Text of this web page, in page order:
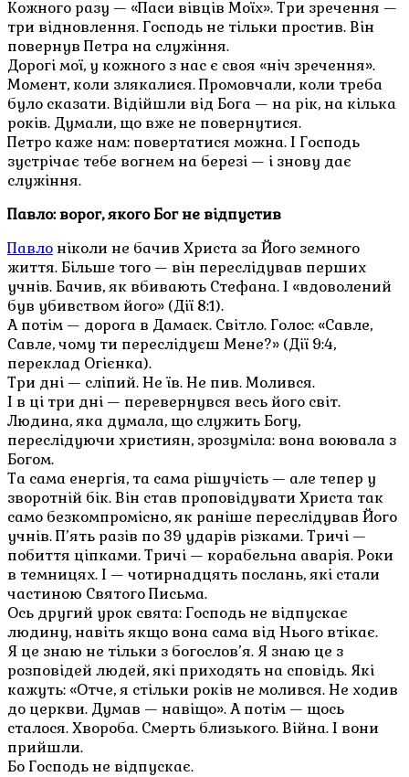
Кожного разу — «Паси вівців Моїх». Три зречення —
три відновлення. Господь не тільки простив. Він
повернув Петра на служіння.
Дорогі мої, у кожного з нас є своя «ніч зречення».
Момент, коли злякалися. Промовчали, коли треба
було сказати. Відійшли від Бога — на рік, на кілька
років. Думали, що вже не повернутися.
Петро каже нам: повертатися можна. І Господь
зустрічає тебе вогнем на березі — і знову дає
служіння.
Павло: ворог, якого Бог не відпустив
Павлоніколи не бачив Христа за Його земного
життя. Більше того — він переслідував перших
учнів. Бачив, як вбивають Стефана. І «вдоволений
був убивством його» (Дії 8:1).
А потім — дорога в Дамаск. Світло. Голос: «Савле,
Савле, чому ти переслідуєш Мене?» (Дії 9:4,
переклад Огієнка).
Три дні — сліпий. Не їв. Не пив. Молився.
І в ці три дні — перевернувся весь його світ.
Людина, яка думала, що служить Богу,
переслідуючи християн, зрозуміла: вона воювала з
Богом.
Та сама енергія, та сама рішучість — але тепер у
зворотній бік. Він став проповідувати Христа так
само безкомпромісно, як раніше переслідував Його
учнів. П’ять разів по 39 ударів різками. Тричі —
побиття ціпками. Тричі — корабельна аварія. Роки
в темницях. І — чотирнадцять послань, які стали
частиною Святого Письма.
Ось другий урок свята: Господь не відпускає
людину, навіть якщо вона сама від Нього втікає.
Я це знаю не тільки з богослов’я. Я знаю це з
розповідей людей, які приходять на сповідь. Які
кажуть: «Отче, я стільки років не молився. Не ходив
до церкви. Думав — навіщо». А потім — щось
сталося. Хвороба. Смерть близького. Війна. І вони
прийшли.
Бо Господь не відпускає.